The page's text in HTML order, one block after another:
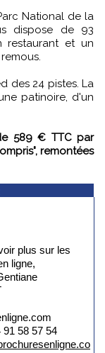
dispose de 93
restaurant et un
des 24 pistes. La
patinoire, d'un
589 € TTC par
remontées
plus sur les
ligne,
91 58 57 54